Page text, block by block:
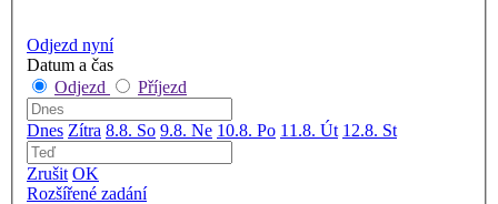
Odjezd nyní
Datum a čas
Odjezd
Příjezd
Dnes Zítra 8.8. So 9.8. Ne 10.8. Po 11.8. Út 12.8. St
Zrušit OK
Rozšířené zadání